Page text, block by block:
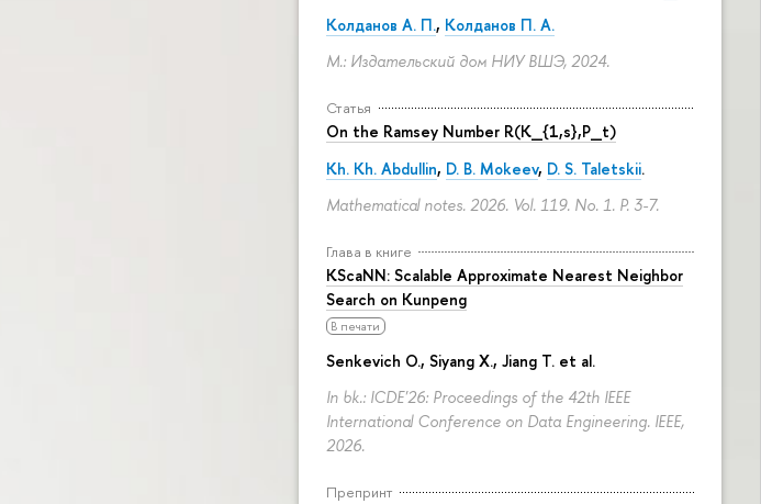
Колданов А. П., Колданов П. А.
М.: Издательский дом НИУ ВШЭ, 2024.
Статья
On the Ramsey Number R(K_{1,s},P_t)
Kh. Kh. Abdullin, D. B. Mokeev, D. S. Taletskii.
Mathematical notes. 2026. Vol. 119. No. 1. P. 3-7.
Глава в книге
KScaNN: Scalable Approximate Nearest Neighbor
Search on Kunpeng
В печати
Senkevich O., Siyang X., Jiang T. et al.
In bk.: ICDE'26: Proceedings of the 42th IEEE
International Conference on Data Engineering. IEEE,
2026.
Препринт